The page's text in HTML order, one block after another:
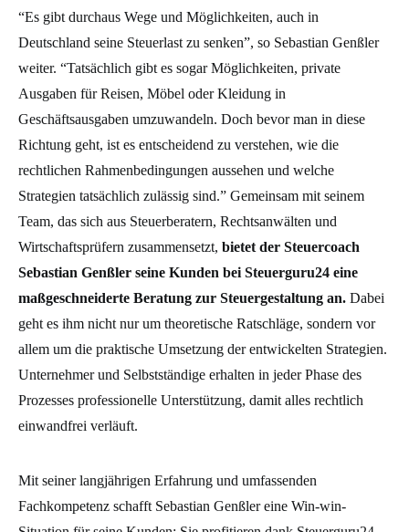
“Es gibt durchaus Wege und Möglichkeiten, auch in
Deutschland seine Steuerlast zu senken”, so Sebastian Genßler
weiter. “Tatsächlich gibt es sogar Möglichkeiten, private
Ausgaben für Reisen, Möbel oder Kleidung in
Geschäftsausgaben umzuwandeln. Doch bevor man in diese
Richtung geht, ist es entscheidend zu verstehen, wie die
rechtlichen Rahmenbedingungen aussehen und welche
Strategien tatsächlich zulässig sind.” Gemeinsam mit seinem
Team, das sich aus Steuerberatern, Rechtsanwälten und
Wirtschaftsprüfern zusammensetzt, bietet der Steuercoach
Sebastian Genßler seine Kunden bei Steuerguru24 eine
maßgeschneiderte Beratung zur Steuergestaltung an. Dabei
geht es ihm nicht nur um theoretische Ratschläge, sondern vor
allem um die praktische Umsetzung der entwickelten Strategien.
Unternehmer und Selbstständige erhalten in jeder Phase des
Prozesses professionelle Unterstützung, damit alles rechtlich
einwandfrei verläuft.
Mit seiner langjährigen Erfahrung und umfassenden
Fachkompetenz schafft Sebastian Genßler eine Win-win-